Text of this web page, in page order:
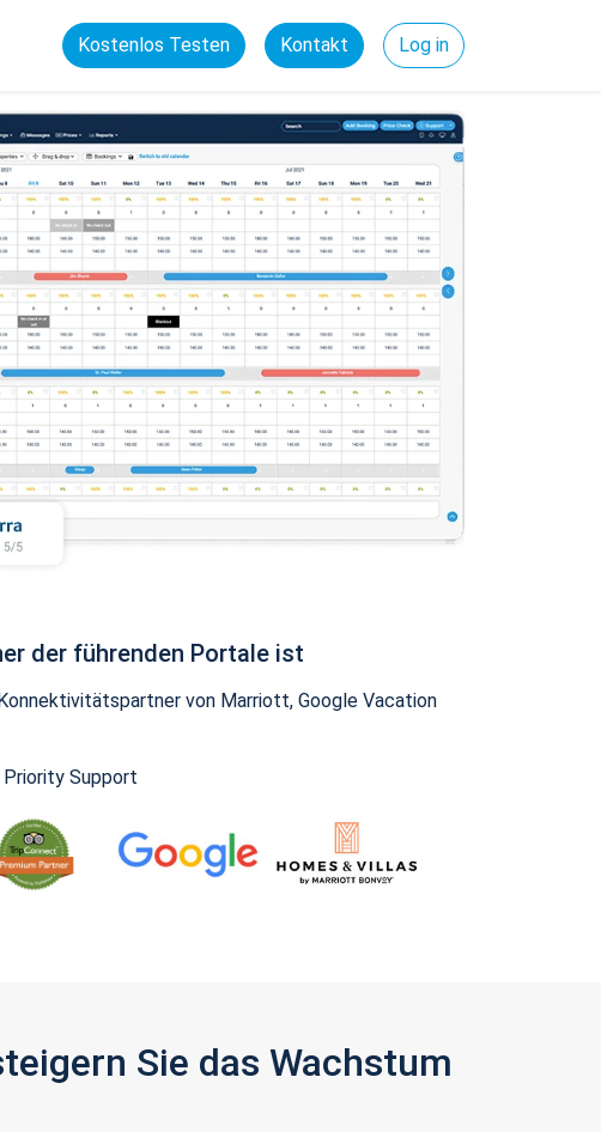
Kostenlos Testen Kontakt Log in
der führenden Portale ist
von Marriott, Google Vacation
Support
Sie das Wachstum